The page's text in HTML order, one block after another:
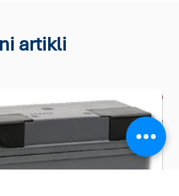
artikli